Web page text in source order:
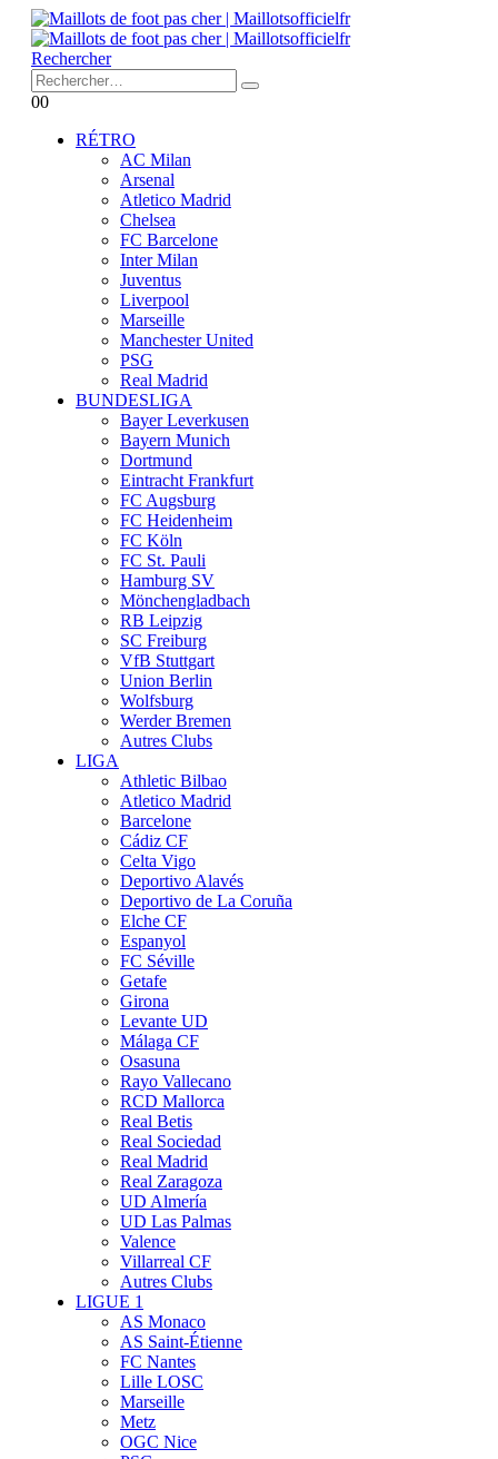
Rechercher
00
RÉTRO
AC Milan
Arsenal
Atletico Madrid
Chelsea
FC Barcelone
Inter Milan
Juventus
Liverpool
Marseille
Manchester United
PSG
Real Madrid
BUNDESLIGA
Bayer Leverkusen
Bayern Munich
Dortmund
Eintracht Frankfurt
FC Augsburg
FC Heidenheim
FC Köln
FC St. Pauli
Hamburg SV
Mönchengladbach
RB Leipzig
SC Freiburg
VfB Stuttgart
Union Berlin
Wolfsburg
Werder Bremen
Autres Clubs
LIGA
Athletic Bilbao
Atletico Madrid
Barcelone
Cádiz CF
Celta Vigo
Deportivo Alavés
Deportivo de La Coruña
Elche CF
Espanyol
FC Séville
Getafe
Girona
Levante UD
Málaga CF
Osasuna
Rayo Vallecano
RCD Mallorca
Real Betis
Real Sociedad
Real Madrid
Real Zaragoza
UD Almería
UD Las Palmas
Valence
Villarreal CF
Autres Clubs
LIGUE 1
AS Monaco
AS Saint-Étienne
FC Nantes
Lille LOSC
Marseille
Metz
OGC Nice